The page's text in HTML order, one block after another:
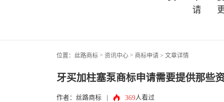
请
位置： 丝路商标 > 资讯中心 > 商标申请 > 文章详情
牙买加柱塞泵商标申请需要提供那些
作者：丝路商标 369人看过